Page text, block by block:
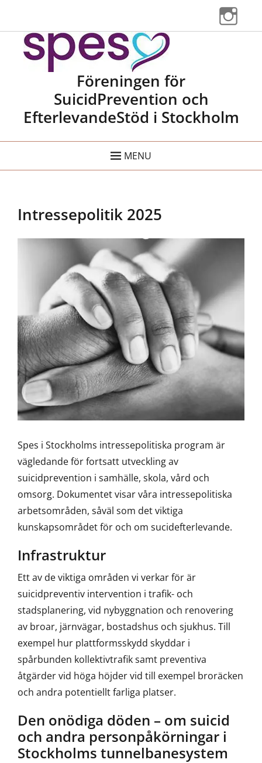
Spes Stockholm
Föreningen för
SuicidPrevention och
EfterlevandeStöd i Stockholm
MENU
Intressepolitik 2025
Spes i Stockholms intressepolitiska program är
vägledande för fortsatt utveckling av
suicidprevention i samhälle, skola, vård och
omsorg. Dokumentet visar våra intressepolitiska
arbetsområden, såväl som det viktiga
kunskapsområdet för och om sucidefterlevande.
Infrastruktur
Ett av de viktiga områden vi verkar för är
suicidpreventiv intervention i trafik- och
stadsplanering, vid nybyggnation och renovering
av broar, järnvägar, bostadshus och sjukhus. Till
exempel hur plattformsskydd skyddar i
spårbunden kollektivtrafik samt preventiva
åtgärder vid höga höjder vid till exempel broräcken
och andra potentiellt farliga platser.
Den onödiga döden – om suicid
och andra personpåkörningar i
Stockholms tunnelbanesystem